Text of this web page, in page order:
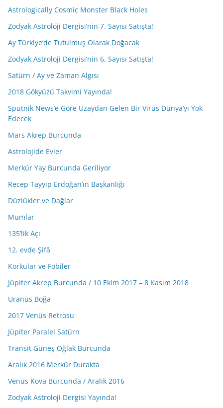
Astrologically Cosmic Monster Black Holes
Zodyak Astroloji Dergisi’nin 7. Sayısı Satışta!
Ay Türkiye’de Tutulmuş Olarak Doğacak
Zodyak Astroloji Dergisi’nin 6. Sayısı Satışta!
Satürn / Ay ve Zaman Algısı
2018 Gökyüzü Takvimi Yayında!
Sputnik News’e Göre Uzaydan Gelen Bir Virüs Dünya’yı Yok
Edecek
Mars Akrep Burcunda
Astrolojide Evler
Merkür Yay Burcunda Geriliyor
Recep Tayyip Erdoğan’ın Başkanlığı
Düzlükler ve Dağlar
Mumlar
135’lik Açı
12. evde Şifâ
Korkular ve Fobiler
Jüpiter Akrep Burcunda / 10 Ekim 2017 – 8 Kasım 2018
Uranüs Boğa
2017 Venüs Retrosu
Jüpiter Paralel Satürn
Transit Güneş Oğlak Burcunda
Aralık 2016 Merkür Durakta
Venüs Kova Burcunda / Aralık 2016
Zodyak Astroloji Dergisi Yayında!